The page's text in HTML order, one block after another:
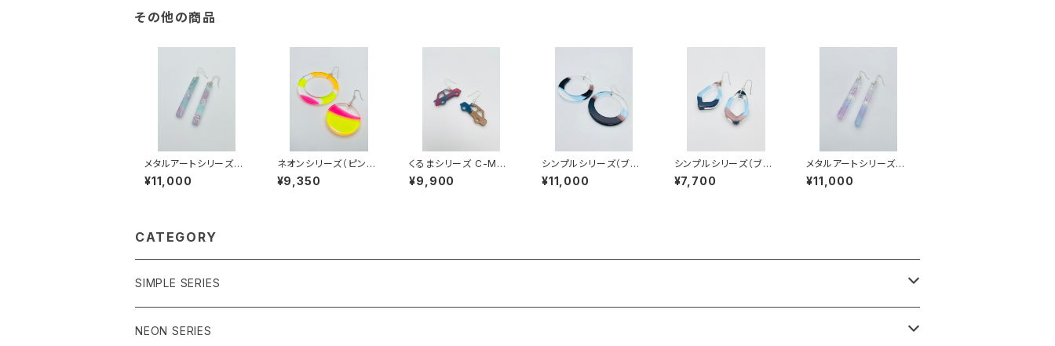
その他の商品
メタルアートシリーズ
（シャーベット系）MS-S
S26002
¥11,000
ネオンシリーズ（ピンク
系）NP-ML24002
¥9,350
くるまシリーズ C-MM2
5002
¥9,900
シンプルシリーズ（ブル
ー系）SB-SS23008
¥11,000
シンプルシリーズ（ブル
ー系）SB-MM25001
¥7,700
メタルアートシリーズ
（シャーベット系）MS-S
S26001
¥11,000
CATEGORY
SIMPLE SERIES
ブルー系
NEON SERIES